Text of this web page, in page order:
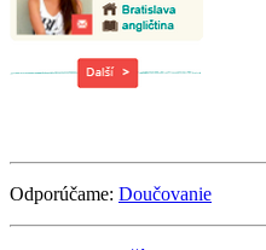
Odporúčame: Doučovanie